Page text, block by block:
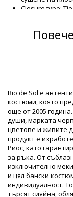
Closure type: Tie
Горнища на
Състав: 84%
Spandex
Подплата: 84%
Spandex
UV Protection:
Отдел: ЖЕНИ,
Пакетът
не са включени)
HS CODE:
SKU: 1981121439
EAN: XS
L
Тегло: 55g /
Rio de Sol е
костюми, която
още от 2005
души, марката
цветове и живите
продукт е
Риос, като
за ръка. От
изключително
и цял бански
индивидуалност.
търсят сияйна,